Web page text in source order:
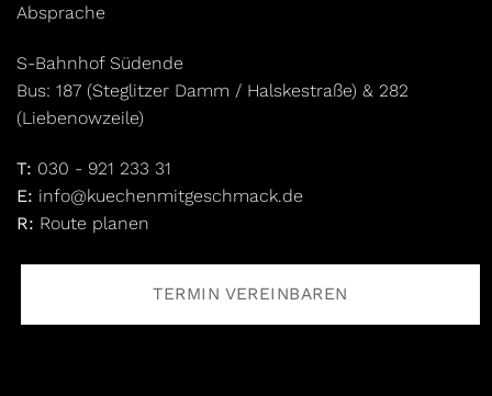
Absprache
S-Bahnhof Südende
Bus: 187 (Steglitzer Damm / Halskestraße) & 282
(Liebenowzeile)
T: 030 - 921 233 31
E: info@kuechenmitgeschmack.de
R: Route planen
TERMIN VEREINBAREN